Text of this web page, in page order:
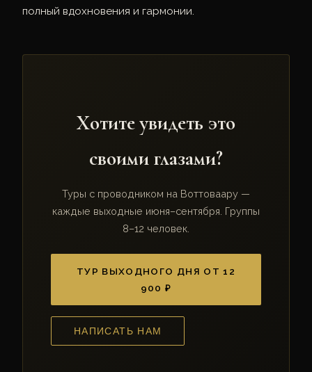
полный вдохновения и гармонии.
Хотите увидеть это
своими глазами?
Туры с проводником на Воттоваару —
каждые выходные июня–сентября. Группы
8–12 человек.
ТУР ВЫХОДНОГО ДНЯ ОТ 12
900 ₽
НАПИСАТЬ НАМ